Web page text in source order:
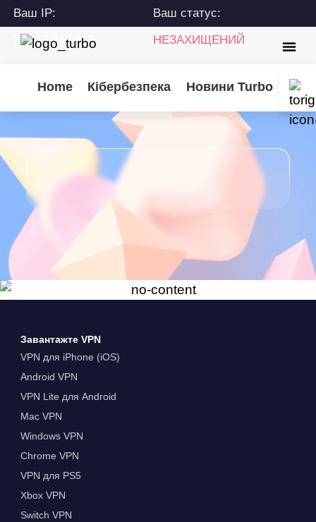
Ваш IP:
216.73.217.152
Ваш статус:
НЕЗАХИЩЕНИЙ
Home Кібербезпека Новини Turbo
Завантажте VPN
VPN для iPhone (iOS)
Android VPN
VPN Lite для Android
Mac VPN
Windows VPN
Chrome VPN
VPN для PS5
Xbox VPN
Switch VPN